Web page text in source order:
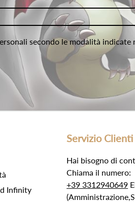
secondo le modalità
Infinity
Servizio Clienti
Hai bisogno di
Chiama il numero:
+39 3312940649